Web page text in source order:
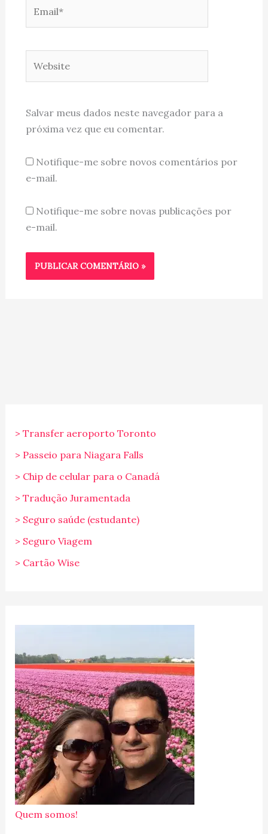
Salvar meus dados neste navegador para a
próxima vez que eu comentar.
Notifique-me sobre novos comentários por
e-mail.
Notifique-me sobre novas publicações por
e-mail.
> Transfer aeroporto Toronto
> Passeio para Niagara Falls
> Chip de celular para o Canadá
> Tradução Juramentada
> Seguro saúde (estudante)
> Seguro Viagem
> Cartão Wise
Quem somos!